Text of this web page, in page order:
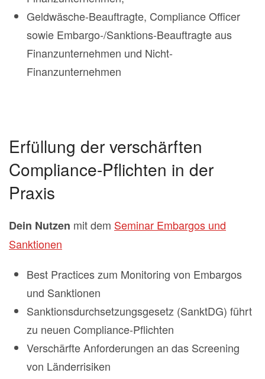
Geldwäsche-Beauftragte, Compliance Officer
sowie Embargo-/Sanktions-Beauftragte aus
Finanzunternehmen und Nicht-
Finanzunternehmen
Erfüllung der verschärften
Compliance-Pflichten in der
Praxis
Dein Nutzen mit dem Seminar Embargos und
Sanktionen
Best Practices zum Monitoring von Embargos
und Sanktionen
Sanktionsdurchsetzungsgesetz (SanktDG) führt
zu neuen Compliance-Pflichten
Verschärfte Anforderungen an das Screening
von Länderrisiken